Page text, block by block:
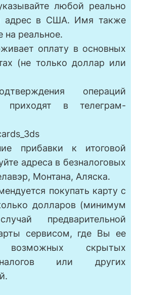
любой реально
адрес в США. Имя также
реальное.
оплату в основных
(не только доллар или
операций
приходят в телеграм-
прибавки к итоговой
адреса в безналоговых
Монтана, Аляска.
покупать карту с
долларов (минимум
предварительной
сервисом, где Вы ее
возможных скрытых
или других